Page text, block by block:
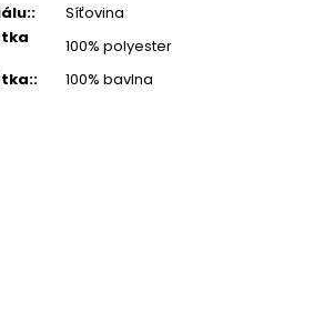
:
Síťovina
100% polyester
:
100% bavlna